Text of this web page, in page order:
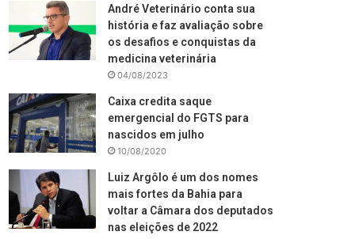
André Veterinário conta sua
história e faz avaliação sobre
os desafios e conquistas da
medicina veterinária
04/08/2023
Caixa credita saque
emergencial do FGTS para
nascidos em julho
10/08/2020
Luiz Argôlo é um dos nomes
mais fortes da Bahia para
voltar a Câmara dos deputados
nas eleições de 2022